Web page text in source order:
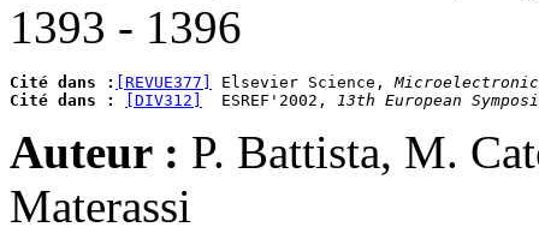
1393 - 1396
Cité dans : [REVUE377] Elsevier Science,
Cité dans :
[DIV312]
  ESREF'2002,
13th European
Auteur : P. Battista, M.
Materassi